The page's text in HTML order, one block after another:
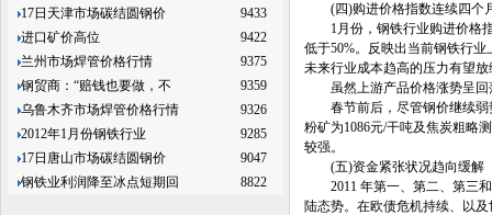
17日天津市场碳结圆钢价
9433
进口矿价高位
9422
兰州市场焊管价格行情
9375
钢贸商：“赔钱也要做，不
9359
乌鲁木齐市场焊管价格行情
9326
2012年1月份钢铁行业
9285
17日唐山市场碳结圆钢价
9047
钢铁业利润降至冰点短期回
8822
(四)购进价格指数连续四个月
1月份，钢铁行业购进价格指
低于50%。反映出当前钢铁行
未来行业成本趋高的压力有望放
虽然上游产品价格涨势呈回
春节前后，尽管钢价继续弱
粉矿为1086元/干吨及焦炭粗略
较强。
(五)资金紧张状况趋向缓解
2011 年第一、第二、第三和
陆态势。在欧债危机持续、以